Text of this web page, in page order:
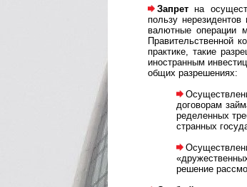
Запретна
пользу
валют­ные опера­ции
Пра­ви­тель­ст­вен­ной
прак­тике, такие
ино­стран­ным
общих раз­ре­ше­ниях:
дого­ворам
ре­де­лен­ных
стран­ных
ре­ше­ние